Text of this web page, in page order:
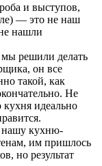
и выступов,
— это не наш
нашли
решили делать
он все
такой, как
Не
идеально
нашу кухню-
им пришлось
но результат